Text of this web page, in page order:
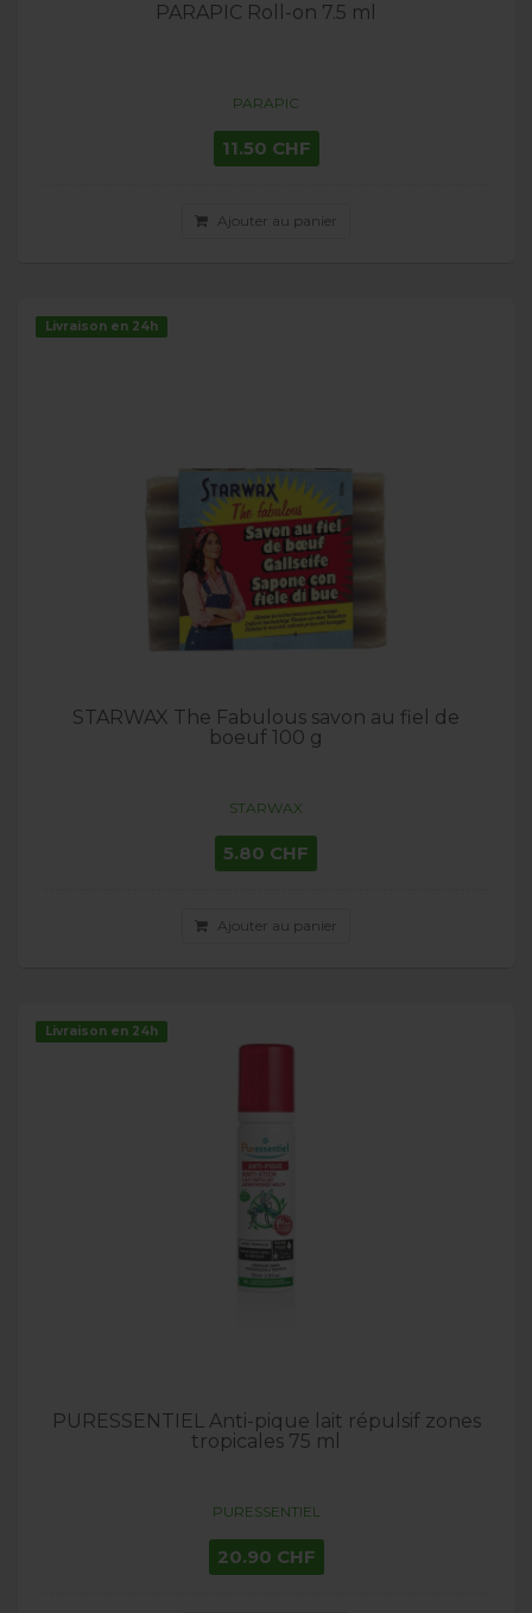
PARAPIC Roll-on 7.5 ml
PARAPIC
11.50 CHF
Ajouter au panier
Livraison en 24h
STARWAX The Fabulous savon au fiel de
boeuf 100 g
STARWAX
5.80 CHF
Ajouter au panier
Livraison en 24h
PURESSENTIEL Anti-pique lait répulsif zones
tropicales 75 ml
PURESSENTIEL
20.90 CHF